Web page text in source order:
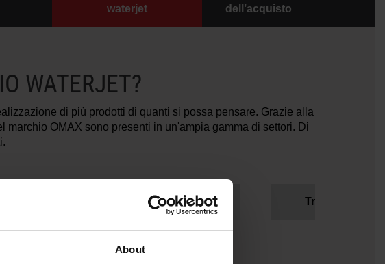
About
waterjet
dell’acquisto
WATERJET?
di più prodotti di quanti si possa pensare. Grazie alla
OMAX sono presenti in un'ampia gamma di settori. Di
Industria aerospaziale